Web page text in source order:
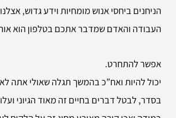
הניחנים ביחסי אנוש מומחיות וידע גדוש,
העבודה והאדם שמדבר אתכם בטלפון הוא
אפשר להתחרט.
יכול להיות ואח”כ בהמשך תגלה שאולי אתה
בסדר, לבטל דברים בחיים זה מאוד הגיוני